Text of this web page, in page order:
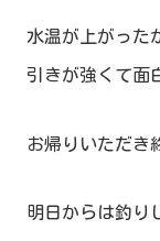
水温が上がった
引きが強くて面
お帰りいただき
明日からは釣り